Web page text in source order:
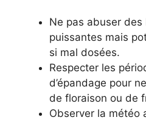
Ne pas abuser
puissantes mais
si mal dosées.
Respecter les
d’épandage pour
de floraison ou de
Observer la météo